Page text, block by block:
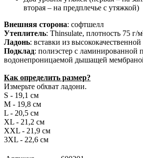
вторая – на предплечье с утяжкой)
Внешняя сторона: софтшелл
Утеплитель: Thinsulate, плотность 75 г/
Ладонь: вставки из
Подклад: полиэстер с ламинированной
водонепроницаемой дышащей
Как определить размер?
Измерьте обхват ладони.
S - 19,1 см
M - 19,8 см
L - 20,5 см
XL - 21,2 см
XXL - 21,9 см
3XL - 22,6 см